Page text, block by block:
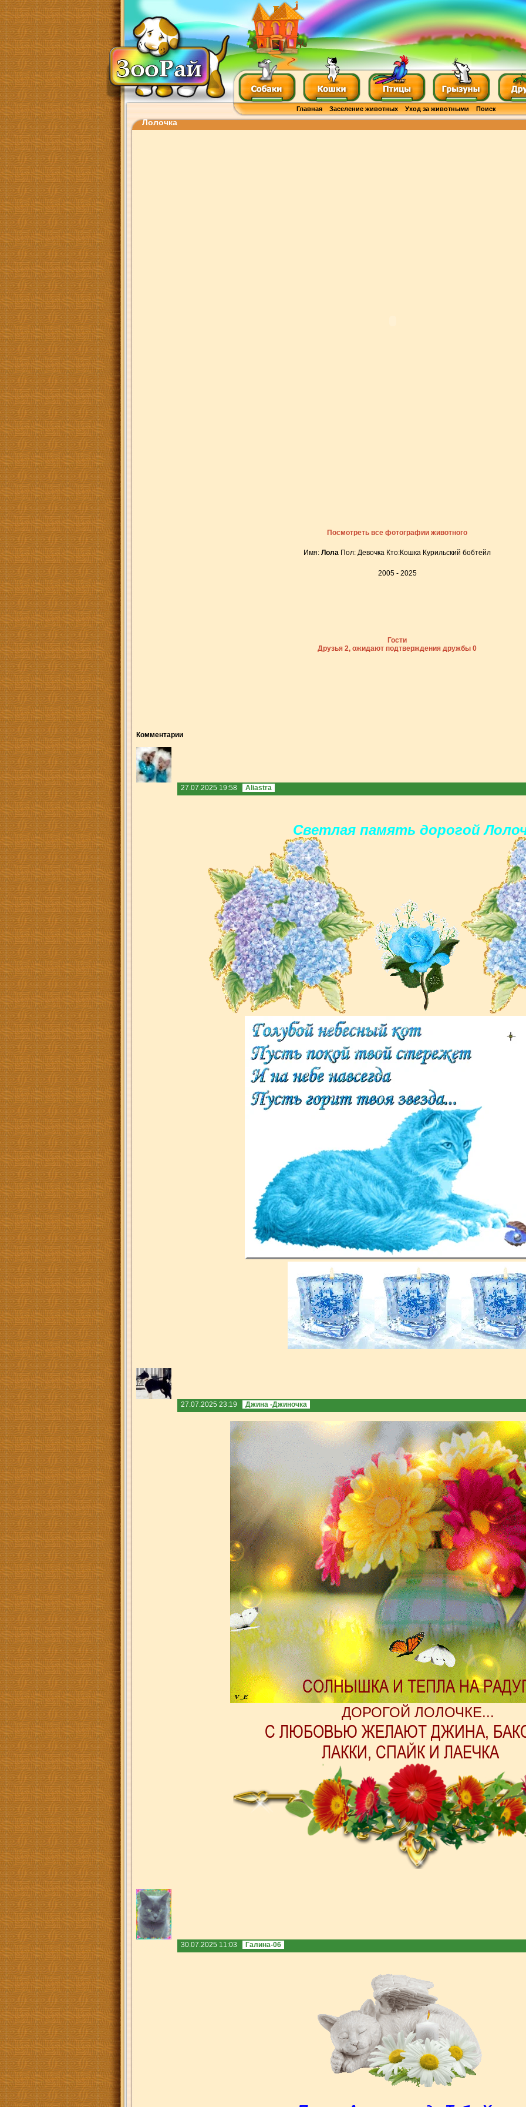
Главная Заселение животных Уход за животными Поиск
Лолочка
Посмотреть все фотографии животного
Имя: Лола Пол: Девочка Кто:Кошка Курильский бобтейл
2005 - 2025
Гости
Друзья 2, ожидают подтверждения дружбы 0
Комментарии
27.07.2025 19:58 Aliastra
Светлая память дорогoй
27.07.2025 23:19 Джина -Джиночка
ДОРОГОЙ ЛОЛОЧКЕ...
30.07.2025 11:03 Галина-06